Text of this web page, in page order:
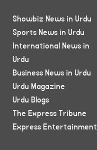
Showbiz News in Urdu
Sports News in Urdu
International News in
Urdu
Business News in Urdu
Urdu Magazine
Urdu Blogs
The Express Tribune
Express Entertainment